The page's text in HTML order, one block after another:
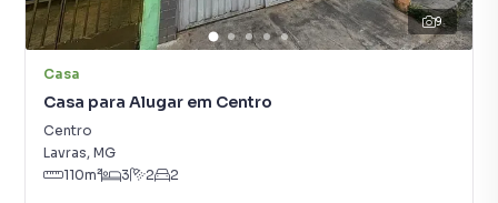
9
Casa
Casa para Alugar em Centro
Centro
Lavras, MG
110m² 3 2 2